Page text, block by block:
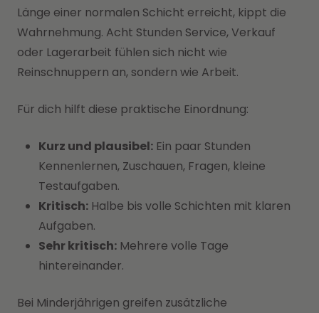
Länge einer normalen Schicht erreicht, kippt die
Wahrnehmung. Acht Stunden Service, Verkauf
oder Lagerarbeit fühlen sich nicht wie
Reinschnuppern an, sondern wie Arbeit.
Für dich hilft diese praktische Einordnung:
Kurz und plausibel: Ein paar Stunden
Kennenlernen, Zuschauen, Fragen, kleine
Testaufgaben.
Kritisch: Halbe bis volle Schichten mit klaren
Aufgaben.
Sehr kritisch: Mehrere volle Tage
hintereinander.
Bei Minderjährigen greifen zusätzliche